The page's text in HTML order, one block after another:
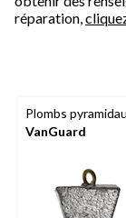
réparation,
Plombs
VanGuard